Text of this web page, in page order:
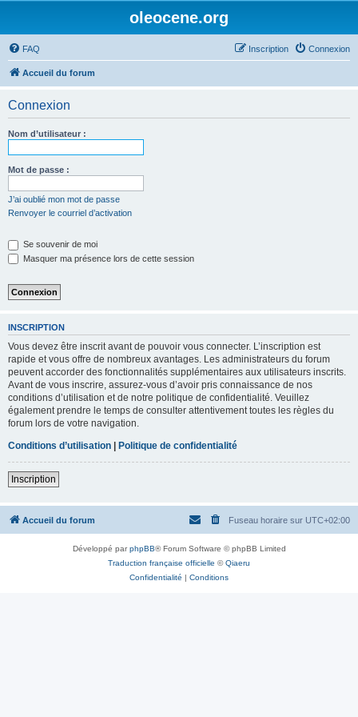
oleocene.org
FAQ Connexion
Inscription
Accueil du forum
Connexion
Nom d’utilisateur :
Mot de passe :
J’ai oublié mon mot de passe
Renvoyer le courriel d’activation
Se souvenir de moi
Masquer ma présence lors de cette session
INSCRIPTION
Vous devez être inscrit avant de pouvoir vous connecter. L’inscription est
rapide et vous offre de nombreux avantages. Les administrateurs du forum
peuvent accorder des fonctionnalités supplémentaires aux utilisateurs inscrits.
Avant de vous inscrire, assurez-vous d’avoir pris connaissance de nos
conditions d’utilisation et de notre politique de confidentialité. Veuillez
également prendre le temps de consulter attentivement toutes les règles du
forum lors de votre navigation.
Conditions d’utilisation | Politique de confidentialité
Inscription
Accueil du forum Fuseau horaire sur UTC+02:00
Développé parphpBB® Forum Software © phpBB Limited
Traduction française officielle ©Qiaeru
Confidentialité | Conditions